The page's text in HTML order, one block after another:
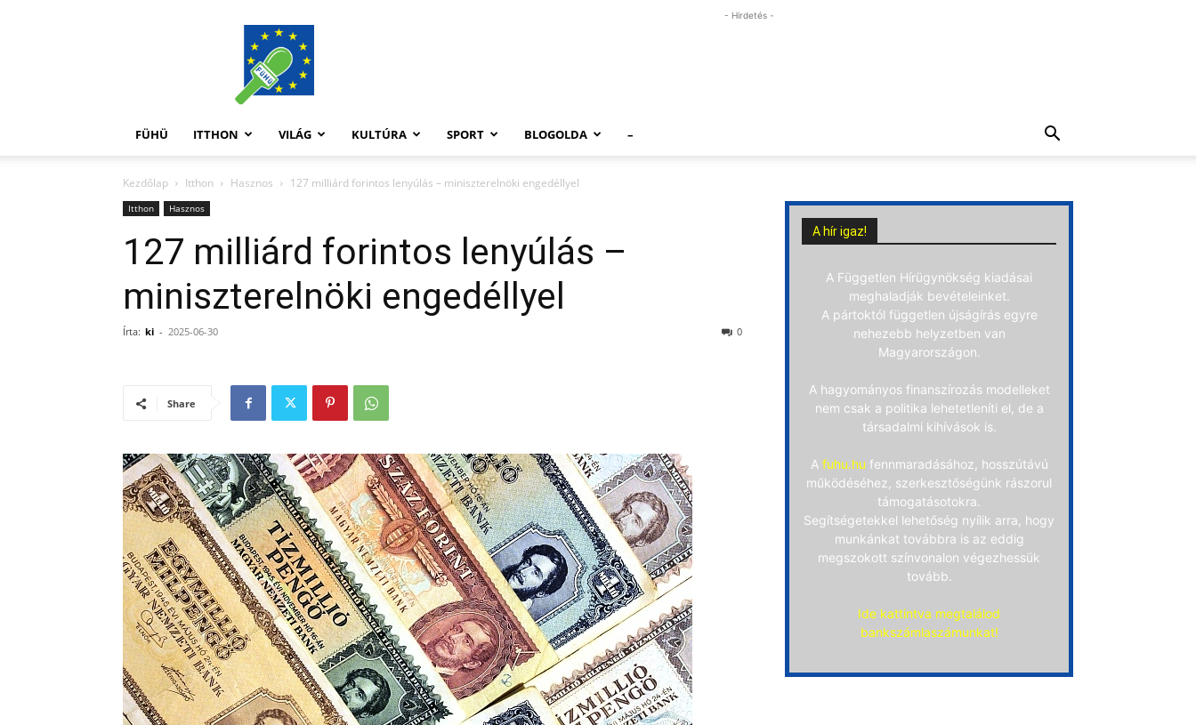
FüHü
- Hirdetés -
FÜHÜ ITTHON VILÁG KULTÚRA SPORT BLOGOLDA –
Kezdőlap Itthon Hasznos 127 milliárd forintos lenyúlás – miniszterelnöki engedéllyel
Itthon Hasznos
127 milliárd forintos lenyúlás –
miniszterelnöki engedéllyel
Írta: ki - 2025-06-30 0
Share
A hír igaz!
A Független Hírügynökség kiadásai
meghaladják bevételeinket.
A pártoktól független újságírás egyre
nehezebb helyzetben van
Magyarországon.
A hagyományos finanszírozás modelleket
nem csak a politika lehetetleníti el, de a
társadalmi kihívások is.
A fuhu.hu fennmaradásához, hosszútávú
működéséhez, szerkesztőségünk rászorul
támogatásotokra.
Segítségetekkel lehetőség nyílik arra, hogy
munkánkat továbbra is az eddig
megszokott színvonalon végezhessük
tovább.
Ide kattintva megtalálod
bankszámlaszámunkat!